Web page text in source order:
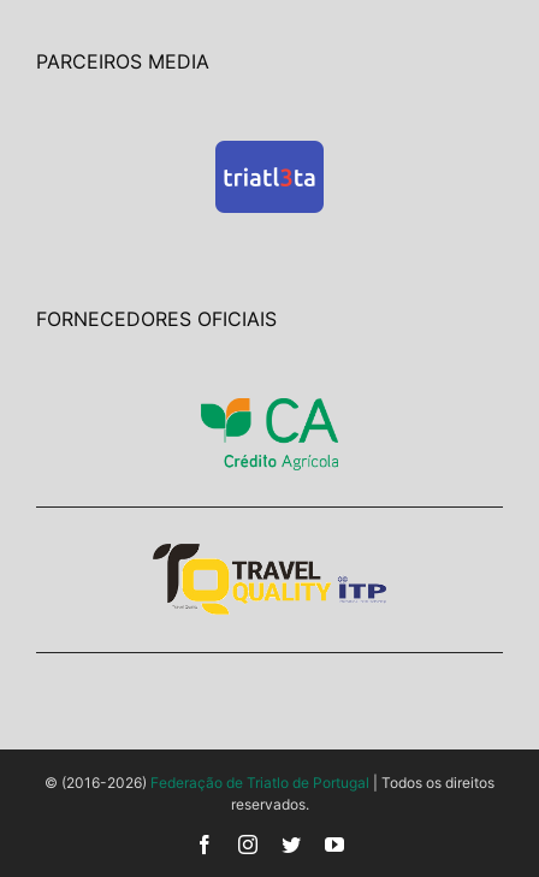
PARCEIROS MEDIA
FORNECEDORES OFICIAIS
© (2016-2026) Federação de Triatlo de Portugal | Todos os direitos
reservados.
FacebookInstagram
TwitterYouTube